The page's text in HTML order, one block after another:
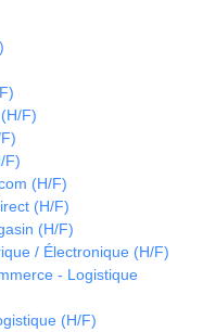
F)
F)
(H/F)
(H/F)
(H/F)
/ Électronique (H/F)
- Logistique
(H/F)